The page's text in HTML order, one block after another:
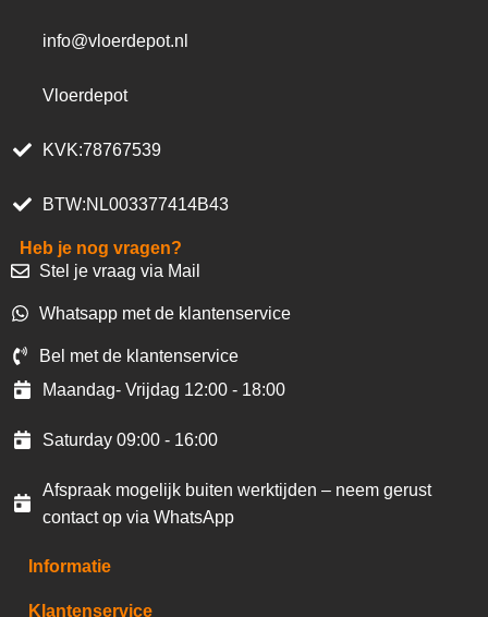
info@vloerdepot.nl
Vloerdepot
KVK:78767539
BTW:NL003377414B43
Heb je nog vragen?
Stel je vraag via Mail
Whatsapp met de klantenservice
Bel met de klantenservice
Maandag- Vrijdag 12:00 - 18:00
Saturday 09:00 - 16:00
Afspraak mogelijk buiten werktijden – neem gerust
contact op via WhatsApp
Informatie
Klantenservice